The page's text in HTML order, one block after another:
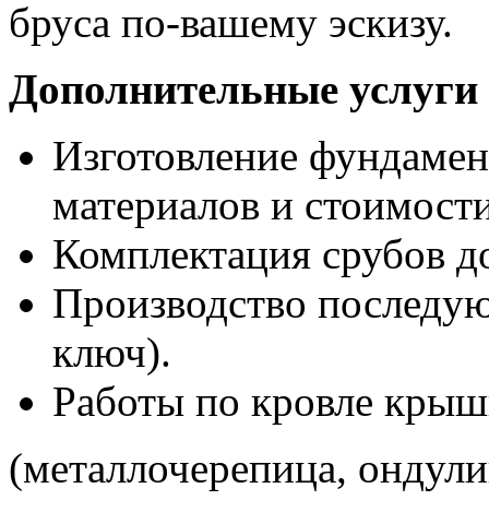
бруса по-вашему эскизу.
Дополнительные услуги
Изготовление
материалов и
Комплектация срубов
Производство
ключ).
Работы по кровле
(металлочерепица,